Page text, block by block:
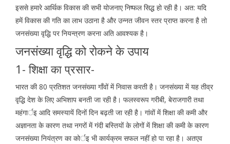
इससे हमारे आर्थिक विकास की सभी योजनाए निष्फल सिद्ध हो रही है। अत: यदि
हमें विकास की गति का लाभ उठाना है और उन्नत जीवन स्तर प्राप्त करना है तो
जनसंख्या वृद्धि पर नियन्त्रण करना अति आवश्यक है।
जनसंख्या वृद्धि को रोकने के उपाय
1- शिक्षा का प्रसार-
भारत की 80 प्रतिशत जनसंख्या गॉंवों में निवास करती है। जनसंख्या में यह तीव्र
वृद्धि देश के लिए अभिशाप बनती जा रही है। फलस्वरूप गरीबी, बेराजगारी तथा
महंगार्इ आदि समस्यायें दिनों दिन बढ़ती जा रही है। गांवों में शिक्षा की कमी और
अज्ञानता के कारण तथा नगरों में गंदी बस्तियों के लोगों में शिक्षा की कमी के कारण
जनसंख्या नियंत्रण का कोर्इ भी कार्यक्रम सफल नहीं हो पा रहा है। अतएव